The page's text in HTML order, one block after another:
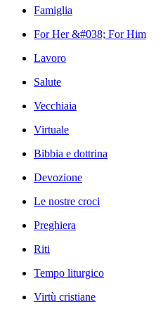
Famiglia
For Her &#038; For Him
Lavoro
Salute
Vecchiaia
Virtuale
Bibbia e dottrina
Devozione
Le nostre croci
Preghiera
Riti
Tempo liturgico
Virtù cristiane